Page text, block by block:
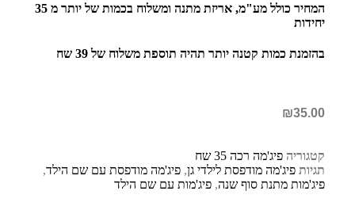
המחיר כולל מע"מ, אריזת מתנה ומשלוח בכמות של יותר מ 35
יחידות
בהזמנת כמות קטנה יותר תהיה תוספת משלוח של 39 שח
₪35.00
קטגוריה פיג'מה רכה 35 שח
תגיות פיג'מה מודפסת לילדי גן, פיג'מה מודפסת עם שם הילד,
פיג'מות מתנת סוף שנה, פיג'מות עם שם הילד